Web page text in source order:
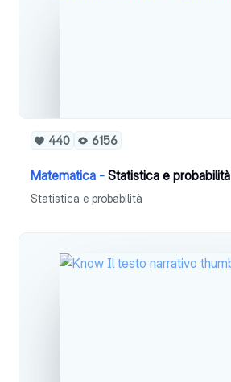
440 6156
Matematica - Statistica e probabilità
Statistica e probabilità